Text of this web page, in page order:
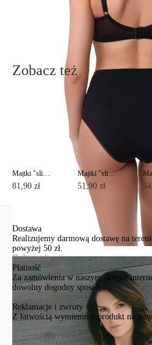
Zobacz też
Majtki "slipy" SUPREMA RP2018 Lycra®
81,90 zł
Majtki "slipy" SUPREMA RP3026
51,90 zł
Dostawa
Realizujemy darmową dostawę na
powyżej 50 zł.
O dostawie
Płatność
Za zamówienia w naszym sklepie
dowolny dogodny sposób.
O płatności
Reklamacje i zwroty
Z łatwością wymienimy produkt na
O zwrotach